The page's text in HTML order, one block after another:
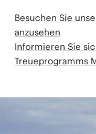
Besuchen Sie
anzusehen
Informieren Sie
Treueprogramms